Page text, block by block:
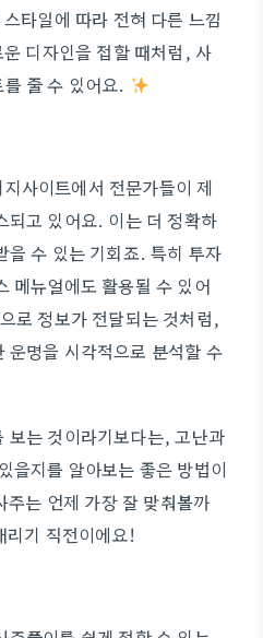
타일에 따라 전혀 다른 느낌
디자인을 접할 때처럼, 사
줄 수 있어요.
사이트에서 전문가들이 제
되고 있어요. 이는 더 정확하
을 수 있는 기회죠. 특히 투자
메뉴얼에도 활용될 수 있어
로 정보가 전달되는 것처럼,
운명을 시각적으로 분석할 수
보는 것이라기보다는, 고난과
을지를 알아보는 좋은 방법이
는 언제 가장 잘 맞춰볼까
리기 직전이에요!